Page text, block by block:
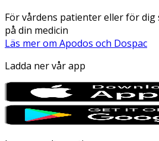
För vårdens patienter eller för
på din medicin
Läs mer om Apodos och Dospac
Ladda ner vår app